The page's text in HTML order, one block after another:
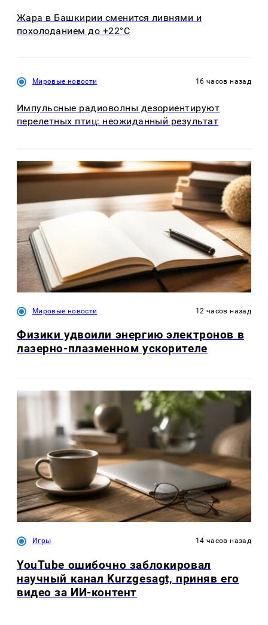
Жара в Башкирии сменится ливнями и
похолоданием до +22°C
Мировые новости 16 часов назад
Импульсные радиоволны дезориентируют
перелетных птиц: неожиданный результат
Мировые новости 12 часов назад
Физики удвоили энергию электронов в
лазерно-плазменном ускорителе
Игры 14 часов назад
YouTube ошибочно заблокировал
научный канал Kurzgesagt, приняв его
видео за ИИ-контент